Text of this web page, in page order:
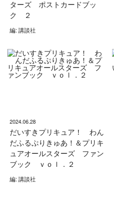
ターズ ポストカードブッ
ク ２
編: 講談社
2024.06.28
だいすきプリキュア！ わん
だふるぷりきゅあ！＆プリキ
ュアオールスターズ ファン
ブック ｖｏｌ．２
編: 講談社